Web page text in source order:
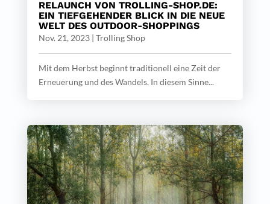
RELAUNCH VON TROLLING-SHOP.DE:
EIN TIEFGEHENDER BLICK IN DIE NEUE
WELT DES OUTDOOR-SHOPPINGS
Nov. 21, 2023| Trolling Shop
Mit dem Herbst beginnt traditionell eine Zeit der
Erneuerung und des Wandels. In diesem Sinne...